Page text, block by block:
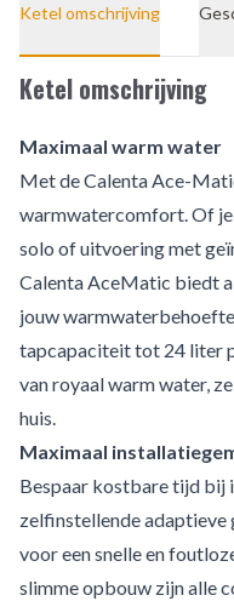
Ketel omschrijving
Ketel omschrijving
Maximaal warm water
Met de Calenta Ace-
warmwatercomfort. Of
solo of uitvoering met
Calenta AceMatic biedt
jouw
tapcapaciteit tot 24 liter
van royaal warm water,
huis.
Maximaal
Bespaar kostbare tijd bij
zelfinstellende
voor een snelle en
slimme opbouw zijn alle